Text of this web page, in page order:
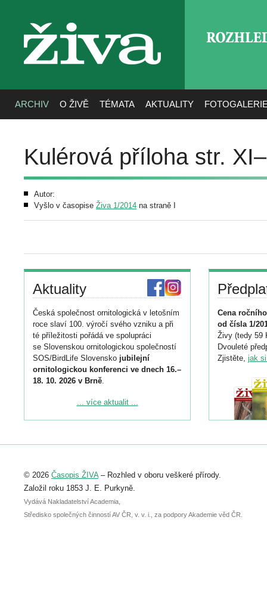
živa
ARCHIV O ŽIVĚ TÉMATA AKTUALITY
Kulérová příloha str.
Autor:
Vyšlo v časopise Živa 1/2014 na straně I
Aktuality
Česká společnost ornitologická v letošním
roce slaví 100. výročí svého vzniku a při
té příležitosti pořádá ve spolupráci
se Slovenskou ornitologickou společností
SOS/BirdLife Slovensko jubilejní
ornitologickou konferenci ve dnech 16.–
18. 10. 2026 v Brně.
Podrobnější informace ke konferenci
Registrovat se můžete do 6. září.
abstraktu přihlášené přednášky nebo
posteru je už 30. června.
... více aktualit ...
Cena
od čísla 1/
Živy (tedy 59
Dvouleté
Zjistěte, jak
© 2026 Časopis ŽIVA– Rozhled v oboru veškeré přírody.
Založil roku 1853 J. E. Purkyně.
Vydává Nakladatelství Academia,
Středisko společných činností AV ČR, v. v. i., za podpory Akademie věd ČR.